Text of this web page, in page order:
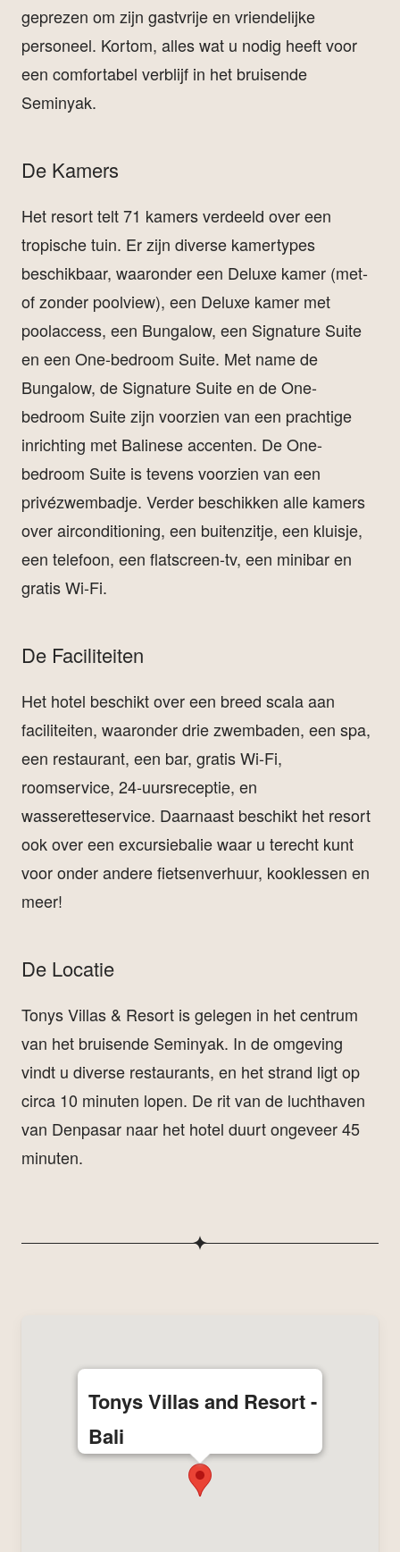
geprezen om zijn gastvrije en vriendelijke
personeel. Kortom, alles wat u nodig heeft voor
een comfortabel verblijf in het bruisende
Seminyak.
De Kamers
Het resort telt 71 kamers verdeeld over een
tropische tuin. Er zijn diverse kamertypes
beschikbaar, waaronder een Deluxe kamer (met-
of zonder poolview), een Deluxe kamer met
poolaccess, een Bungalow, een Signature Suite
en een One-bedroom Suite. Met name de
Bungalow, de Signature Suite en de One-
bedroom Suite zijn voorzien van een prachtige
inrichting met Balinese accenten. De One-
bedroom Suite is tevens voorzien van een
privézwembadje. Verder beschikken alle kamers
over airconditioning, een buitenzitje, een kluisje,
een telefoon, een flatscreen-tv, een minibar en
gratis Wi-Fi.
De Faciliteiten
Het hotel beschikt over een breed scala aan
faciliteiten, waaronder drie zwembaden, een spa,
een restaurant, een bar, gratis Wi-Fi,
roomservice, 24-uursreceptie, en
wasseretteservice. Daarnaast beschikt het resort
ook over een excursiebalie waar u terecht kunt
voor onder andere fietsenverhuur, kooklessen en
meer!
De Locatie
Tonys Villas & Resort is gelegen in het centrum
van het bruisende Seminyak. In de omgeving
vindt u diverse restaurants, en het strand ligt op
circa 10 minuten lopen. De rit van de luchthaven
van Denpasar naar het hotel duurt ongeveer 45
minuten.
Tonys Villas and Resort -
Bali